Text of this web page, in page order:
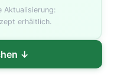
Aktualisierung:
erhältlich.
↓